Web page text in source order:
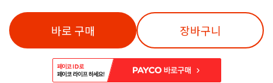
바로 구매 장바구니